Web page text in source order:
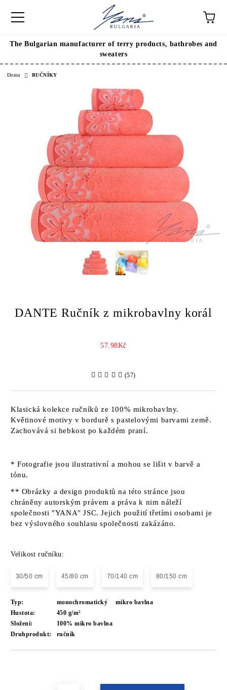
The Bulgarian manufacturer of terry products, bathrobes and
sweaters
Doma RUČNÍKY
DANTE Ručník z mikrobavlny korál
57.98Kč
(57)
Klasická kolekce ručníků ze 100% mikrobavlny.
Květinové motivy v bordurě s pastelovými barvami země.
Zachovává si hebkost po každém praní.
* Fotografie jsou ilustrativní a mohou se lišit v barvě a
tónu.
** Obrázky a design produktů na této stránce jsou
chráněny autorským právem a práva k nim náleží
společnosti "YANA" JSC. Jejich použití třetími osobami je
bez výslovného souhlasu společnosti zakázáno.
Velikost ručníku:
30/50 cm 45/80 cm 70/140 cm 80/150 cm
Typ: monochromatický
mikro bavlna
Hustota:
450 g/m²
Složení:
100% mikro bavlna
Druhprodukt:
ručník